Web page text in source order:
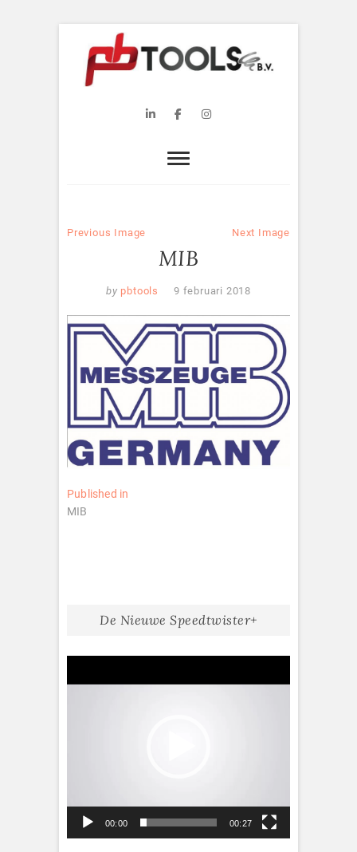
content
PB Tools B.V.
Linkedin
Facebook
Instagram
Previous Image Next Image
MIB
by pbtools 9 februari 2018
Bericht
navigatie
Published in
MIB
De Nieuwe Speedtwister+
00:00 00:27